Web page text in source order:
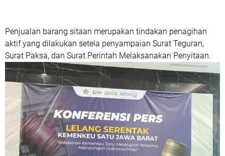
Penjualan barang sitaan merupakan tindakan penagihan
aktif yang dilakukan setela penyampaian Surat Teguran,
Surat Paksa, dan Surat Perintah Melaksanakan Penyitaan.